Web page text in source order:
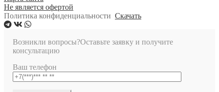
Не является офертой
Политика конфиденциальности Скачать
Возникли вопросы?Оставьте заявку и получите
консультацию
Ваш телефон